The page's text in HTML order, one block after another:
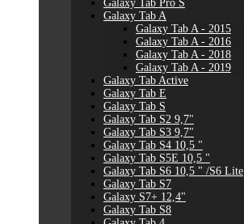
Galaxy Tab Pro S
Galaxy Tab A
Galaxy Tab A - 2015
Galaxy Tab A - 2016
Galaxy Tab A - 2018
Galaxy Tab A - 2019
Galaxy Tab Active
Galaxy Tab E
Galaxy Tab S
Galaxy Tab S2 9,7"
Galaxy Tab S3 9,7"
Galaxy Tab S4 10,5 "
Galaxy Tab S5E 10,5 "
Galaxy Tab S6 10,5 " /S6 Lite
Galaxy Tab S7
Galaxy S7+ 12,4"
Galaxy Tab S8